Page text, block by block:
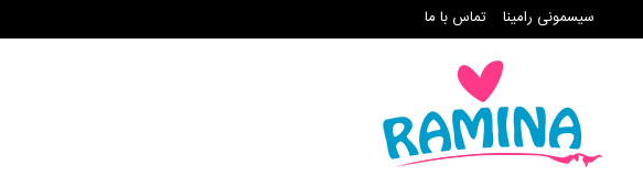
سیسمونی رامینا تماس با ما